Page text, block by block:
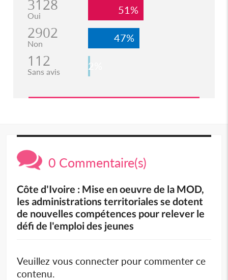
3128
Oui 51%
2902
Non 47%
112
Sans avis 2%
0 Commentaire(s)
Côte d'Ivoire : Mise en oeuvre de la MOD,
les administrations territoriales se dotent
de nouvelles compétences pour relever le
défi de l'emploi des jeunes
Veuillez vous connecter pour commenter ce
contenu.